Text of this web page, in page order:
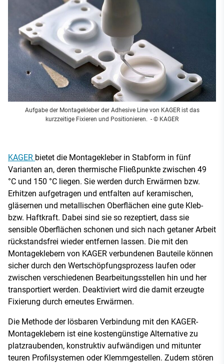
Aufgabe der Montagekleber der Adhesive Line von KAGER ist das
kurzzeitige Fixieren und Positionieren. - © KAGER
KAGER bietet die Montagekleber in Stabform in fünf
Varianten an, deren thermische Fließpunkte zwischen 49
°C und 150 °C liegen. Sie werden durch Erwärmen bzw.
Erhitzen aufgetragen und entfalten auf keramischen,
gläsernen und metallischen Oberflächen eine gute Kleb-
bzw. Haftkraft. Dabei sind sie so rezeptiert, dass sie
sensible Oberflächen schonen und sich nach getaner Arbeit
rückstandsfrei wieder entfernen lassen. Die mit den
Montageklebern von KAGER verbundenen Bauteile können
sicher durch den Wertschöpfungsprozess laufen oder
zwischen verschiedenen Bearbeitungsstellen hin und her
transportiert werden. Deaktiviert wird die damit erzeugte
Fixierung durch erneutes Erwärmen.
Die Methode der lösbaren Verbindung mit den KAGER-
Montageklebern ist eine kostengünstige Alternative zu
platzraubenden, konstruktiv aufwändigen und mitunter
teuren Profilsystemen oder Klemmgestellen. Zudem stören